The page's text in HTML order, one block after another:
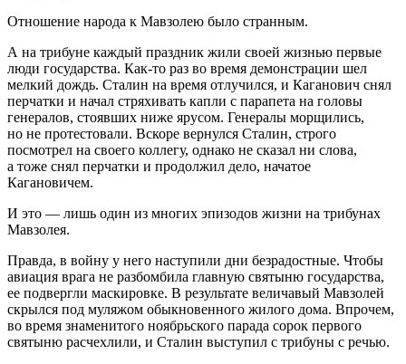
Отношение народа к Мавзолею было странным.
А на трибуне каждый праздник жили своей жизнью первые
люди государства. Как-то раз во время демонстрации шел
мелкий дождь. Сталин на время отлучился, и Каганович снял
перчатки и начал стряхивать капли с парапета на головы
генералов, стоявших ниже ярусом. Генералы морщились,
но не протестовали. Вскоре вернулся Сталин, строго
посмотрел на своего коллегу, однако не сказал ни слова,
а тоже снял перчатки и продолжил дело, начатое
Кагановичем.
И это — лишь один из многих эпизодов жизни на трибунах
Мавзолея.
Правда, в войну у него наступили дни безрадостные. Чтобы
авиация врага не разбомбила главную святыню государства,
ее подвергли маскировке. В результате величавый Мавзолей
скрылся под муляжом обыкновенного жилого дома. Впрочем,
во время знаменитого ноябрьского парада сорок первого
святыню расчехлили, и Сталин выступил с трибуны с речью.